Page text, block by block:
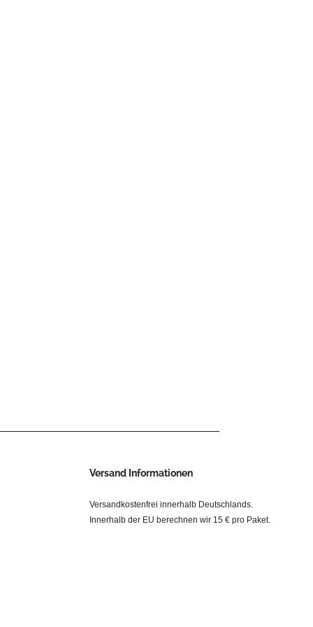
Versand Informationen
Versandkostenfrei innerhalb Deutschlands.
Innerhalb der EU berechnen wir 15 € pro Paket.